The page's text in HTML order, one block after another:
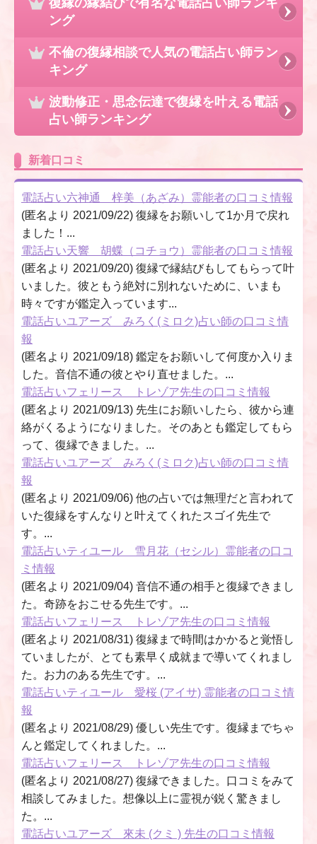
ング
不倫の復縁相談で人気の電話占い師ラン
キング
波動修正・思念伝達で復縁を叶える電話
占い師ランキング
新着口コミ
電話占い六神通 梓美（あざみ）霊能者の口コミ情報
(匿名より 2021/09/22) 復縁をお願いして1か月で戻れ
ました！...
電話占い天響 胡蝶（コチョウ）霊能者の口コミ情報
(匿名より 2021/09/20) 復縁で縁結びもしてもらって叶
いました。彼ともう絶対に別れないために、いまも
時々ですが鑑定入っています...
電話占いユアーズ みろく(ミロク)占い師の口コミ情
報
(匿名より 2021/09/18) 鑑定をお願いして何度か入りま
した。音信不通の彼とやり直せました。...
電話占いフェリース トレゾア先生の口コミ情報
(匿名より 2021/09/13) 先生にお願いしたら、彼から連
絡がくるようになりました。そのあとも鑑定してもら
って、復縁できました。...
電話占いユアーズ みろく(ミロク)占い師の口コミ情
報
(匿名より 2021/09/06) 他の占いでは無理だと言われて
いた復縁をすんなりと叶えてくれたスゴイ先生で
す。...
電話占いティユール 雪月花（セシル）霊能者の口コ
ミ情報
(匿名より 2021/09/04) 音信不通の相手と復縁できまし
た。奇跡をおこせる先生です。...
電話占いフェリース トレゾア先生の口コミ情報
(匿名より 2021/08/31) 復縁まで時間はかかると覚悟し
ていましたが、とても素早く成就まで導いてくれまし
た。お力のある先生です。...
電話占いティユール 愛桜 (アイサ) 霊能者の口コミ情
報
(匿名より 2021/08/29) 優しい先生です。復縁までちゃ
んと鑑定してくれました。...
電話占いフェリース トレゾア先生の口コミ情報
(匿名より 2021/08/27) 復縁できました。口コミをみて
相談してみました。想像以上に霊視が鋭く驚きまし
た。...
電話占いユアーズ 來未 (クミ ) 先生の口コミ情報